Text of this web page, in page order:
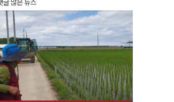
글 많은 뉴스